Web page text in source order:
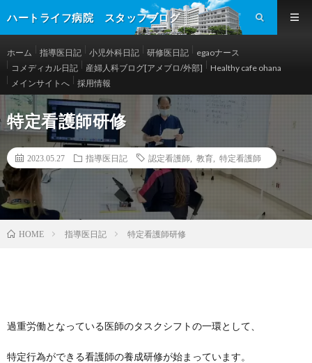
ハートライフ病院 スタッフブログ
ホーム 指導医日記 小児外科日記 研修医日記
egaoナース
コメディカル日記
産婦人科ブログ[アメブロ/外部]
Healthy cafe ohana
メインサイトへ
採用情報
特定看護師研修
2023.05.27 指導医日記 認定看護師 教育 特定看護師
HOME 指導医日記 特定看護師研修
過重労働となっている医師のタスクシフトの一環として、
特定行為ができる看護師の養成研修が始まっています。